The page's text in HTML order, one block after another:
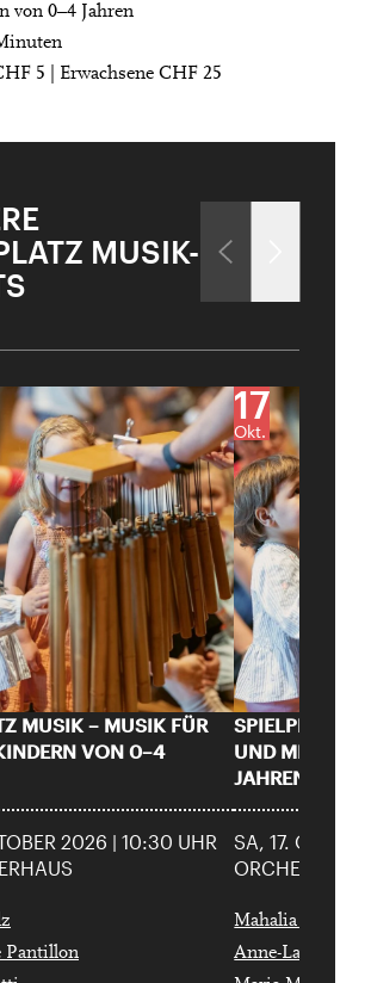
von 0–4 Jahren
5 | Erwachsene CHF 25
MUSIK-
MUSIK – MUSIK FÜR
VON 0–4
2026 | 10:30 UHR
Pantillon
17
Okt.
SPIELPLATZ
UND MIT
JAHREN
SA, 17.
Mahalia Kelz
Anne-Laure